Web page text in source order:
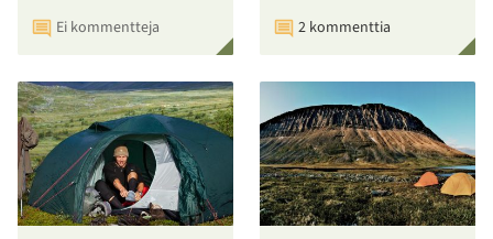
Ei kommentteja
2 kommenttia